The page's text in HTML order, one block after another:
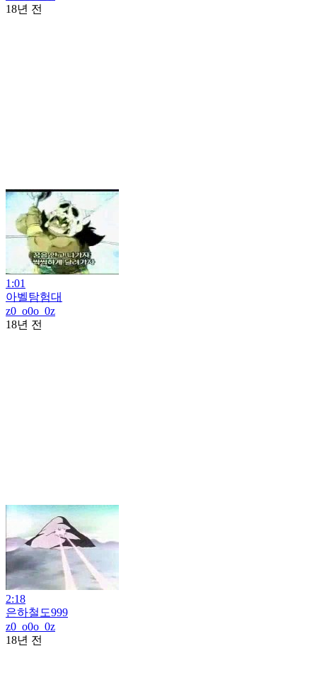
18년 전
1:01
아벨탐험대
z0_o0o_0z
18년 전
2:18
은하철도999
z0_o0o_0z
18년 전